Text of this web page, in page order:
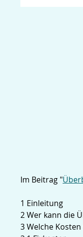
Im Beitrag "
1 Einleitung
2 Wer kann die
3 Welche